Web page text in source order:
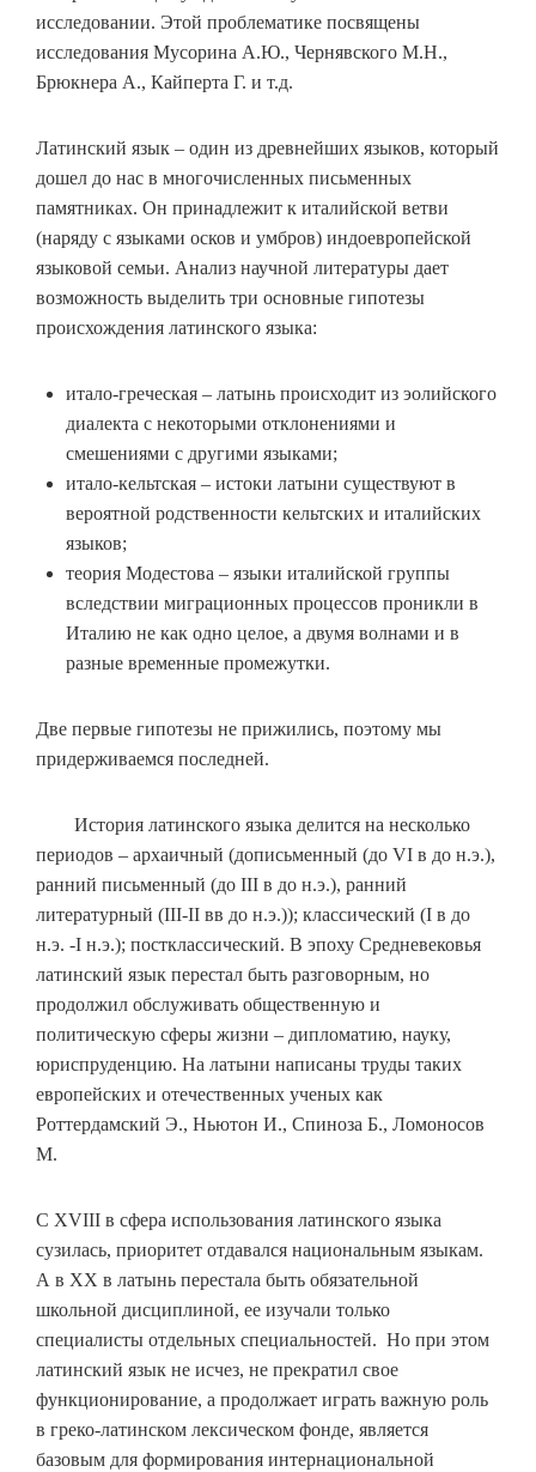
исследовании. Этой проблематике посвящены
исследования Мусорина А.Ю., Чернявского М.Н.,
Брюкнера А., Кайперта Г. и т.д.
Латинский язык – один из древнейших языков, который
дошел до нас в многочисленных письменных
памятниках. Он принадлежит к италийской ветви
(наряду с языками осков и умбров) индоевропейской
языковой семьи. Анализ научной литературы дает
возможность выделить три основные гипотезы
происхождения латинского языка:
итало-греческая – латынь происходит из эолийского
диалекта с некоторыми отклонениями и
смешениями с другими языками;
итало-кельтская – истоки латыни существуют в
вероятной родственности кельтских и италийских
языков;
теория Модестова – языки италийской группы
вследствии миграционных процессов проникли в
Италию не как одно целое, а двумя волнами и в
разные временные промежутки.
Две первые гипотезы не прижились, поэтому мы
придерживаемся последней.
История латинского языка делится на несколько
периодов – архаичный (дописьменный (до VI в до н.э.),
ранний письменный (до III в до н.э.), ранний
литературный (III-II вв до н.э.)); классический (I в до
н.э. -I н.э.); постклассический. В эпоху Средневековья
латинский язык перестал быть разговорным, но
продолжил обслуживать общественную и
политическую сферы жизни – дипломатию, науку,
юриспруденцию. На латыни написаны труды таких
европейских и отечественных ученых как
Роттердамский Э., Ньютон И., Спиноза Б., Ломоносов
М.
С XVIII в сфера использования латинского языка
сузилась, приоритет отдавался национальным языкам.
А в XX в латынь перестала быть обязательной
школьной дисциплиной, ее изучали только
специалисты отдельных специальностей. Но при этом
латинский язык не исчез, не прекратил свое
функционирование, а продолжает играть важную роль
в греко-латинском лексическом фонде, является
базовым для формирования интернациональной